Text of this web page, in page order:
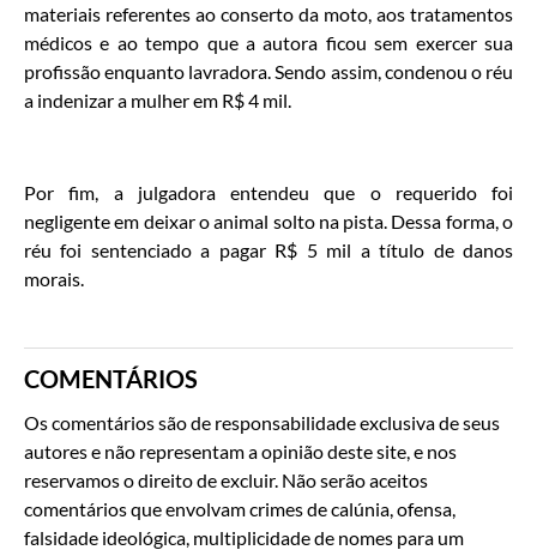
materiais referentes ao conserto da moto, aos tratamentos
médicos e ao tempo que a autora ficou sem exercer sua
profissão enquanto lavradora. Sendo assim, condenou o réu
a indenizar a mulher em R$ 4 mil.
Por fim, a julgadora entendeu que o requerido foi
negligente em deixar o animal solto na pista. Dessa forma, o
réu foi sentenciado a pagar R$ 5 mil a título de danos
morais.
COMENTÁRIOS
Os comentários são de responsabilidade exclusiva de seus
autores e não representam a opinião deste site, e nos
reservamos o direito de excluir. Não serão aceitos
comentários que envolvam crimes de calúnia, ofensa,
falsidade ideológica, multiplicidade de nomes para um